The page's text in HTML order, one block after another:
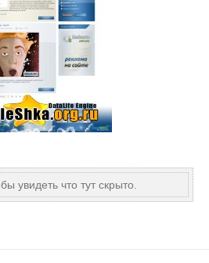
увидеть что тут скрыто.